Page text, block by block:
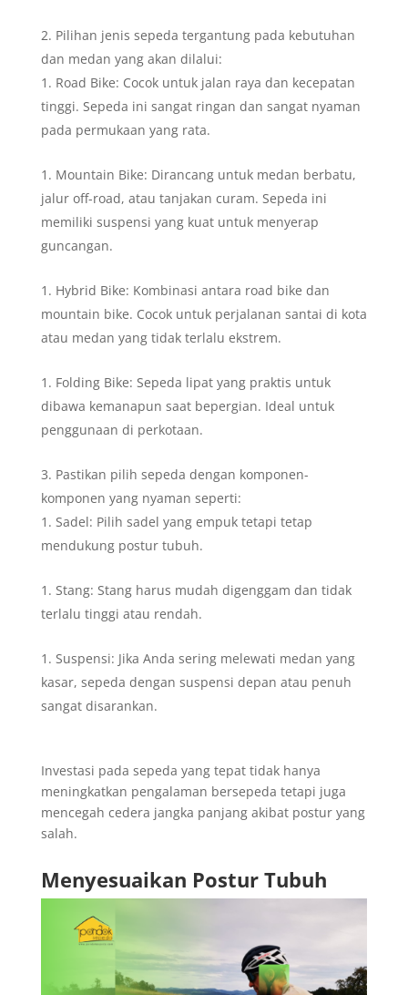
Pilihan jenis sepeda tergantung pada kebutuhan
dan medan yang akan dilalui:
Road Bike: Cocok untuk jalan raya dan kecepatan
tinggi. Sepeda ini sangat ringan dan sangat nyaman
pada permukaan yang rata.
Mountain Bike: Dirancang untuk medan berbatu,
jalur off-road, atau tanjakan curam. Sepeda ini
memiliki suspensi yang kuat untuk menyerap
guncangan.
Hybrid Bike: Kombinasi antara road bike dan
mountain bike. Cocok untuk perjalanan santai di kota
atau medan yang tidak terlalu ekstrem.
Folding Bike: Sepeda lipat yang praktis untuk
dibawa kemanapun saat bepergian. Ideal untuk
penggunaan di perkotaan.
Pastikan pilih sepeda dengan komponen-
komponen yang nyaman seperti:
Sadel: Pilih sadel yang empuk tetapi tetap
mendukung postur tubuh.
Stang: Stang harus mudah digenggam dan tidak
terlalu tinggi atau rendah.
Suspensi: Jika Anda sering melewati medan yang
kasar, sepeda dengan suspensi depan atau penuh
sangat disarankan.
Investasi pada sepeda yang tepat tidak hanya
meningkatkan pengalaman bersepeda tetapi juga
mencegah cedera jangka panjang akibat postur yang
salah.
Menyesuaikan Postur Tubuh